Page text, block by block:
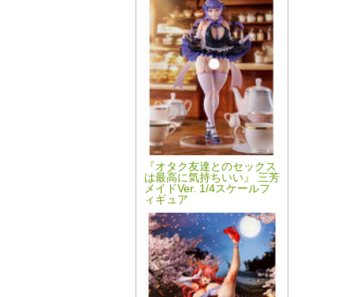
『オタク友達とのセックス
は最高に気持ちいい』 三芳
メイドVer. 1/4スケールフ
ィギュア